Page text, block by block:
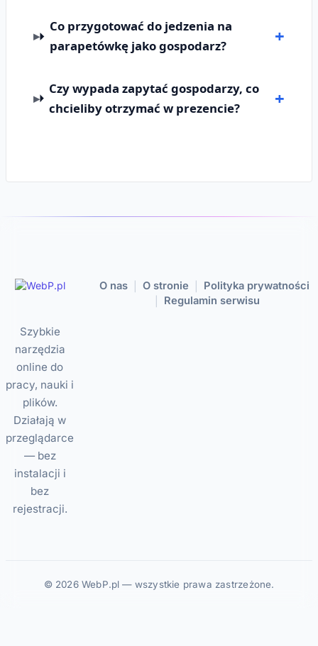
Co przygotować do jedzenia na
parapetówkę jako gospodarz?
Czy wypada zapytać gospodarzy, co
chcieliby otrzymać w prezencie?
Szybkie
narzędzia
online do
pracy, nauki i
plików.
Działają w
przeglądarce
— bez
instalacji i
bez
rejestracji.
O nas O stronie Polityka prywatności
Regulamin serwisu
© 2026 WebP.pl — wszystkie prawa zastrzeżone.